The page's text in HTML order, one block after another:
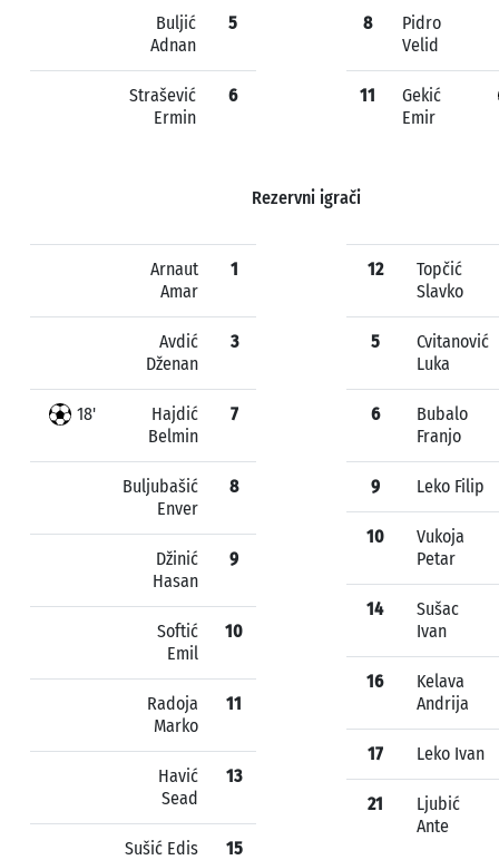
Buljić
Adnan
5
Strašević
Ermin
6
8
Pidro
Velid
11
Gekić
Emir
Rezervni igrači
Arnaut
Amar
1
Avdić
Dženan
3
18'
Hajdić
Belmin
7
Buljubašić
Enver
8
Džinić
Hasan
9
Softić
Emil
10
Radoja
Marko
11
Havić
Sead
13
Sušić Edis 15
12
Topčić
Slavko
5
Cvitanović
Luka
6
Bubalo
Franjo
9 Leko Filip
10
Vukoja
Petar
14
Sušac
Ivan
16
Kelava
Andrija
17 Leko Ivan
21
Ljubić
Ante